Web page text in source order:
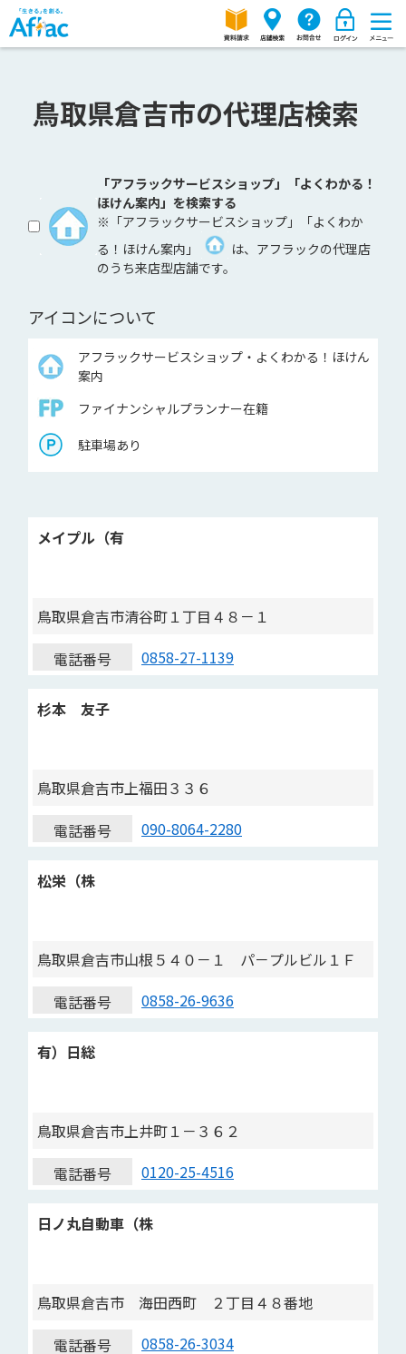
鳥取県倉吉市の代理店検索
「アフラックサービスショップ」「よくわかる！
ほけん案内」を検索する
※「アフラックサービスショップ」「よくわか
る！ほけん案内」
は、アフラックの代理店
のうち来店型店舗です。
アイコンについて
アフラックサービスショップ・よくわかる！ほけん
案内
ファイナンシャルプランナー在籍
駐車場あり
メイプル（有
鳥取県倉吉市清谷町１丁目４８－１
電話番号
0858-27-1139
杉本 友子
鳥取県倉吉市上福田３３６
電話番号
090-8064-2280
松栄（株
鳥取県倉吉市山根５４０－１ パ－プルビル１Ｆ
電話番号
0858-26-9636
有）日総
鳥取県倉吉市上井町１－３６２
電話番号
0120-25-4516
日ノ丸自動車（株
鳥取県倉吉市 海田西町 ２丁目４８番地
電話番号
0858-26-3034